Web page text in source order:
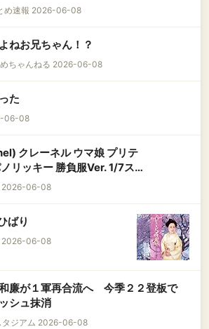
め速報 2026-06-08
ねお兄ちゃん！？
ちゃんねる 2026-06-08
た
06-08
クレーネル ウマ娘 プリテ
リッキー 勝負服Ver. 1/7スケ
装済み 完成品 フィギュア
2026-06-08
ばり
2026-06-08
和廉が１軍再合流へ 今季２２登板で
シュ抹消
タジアム 2026-06-08